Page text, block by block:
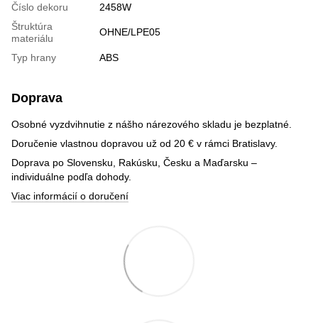
Číslo dekoru
2458W
Štruktúra
materiálu
OHNE/LPE05
Typ hrany ABS
Doprava
Osobné vyzdvihnutie z nášho nárezového skladu je bezplatné.
Doručenie vlastnou dopravou už od 20 € v rámci Bratislavy.
Doprava po Slovensku, Rakúsku, Česku a Maďarsku –
individuálne podľa dohody.
Viac informácií o doručení